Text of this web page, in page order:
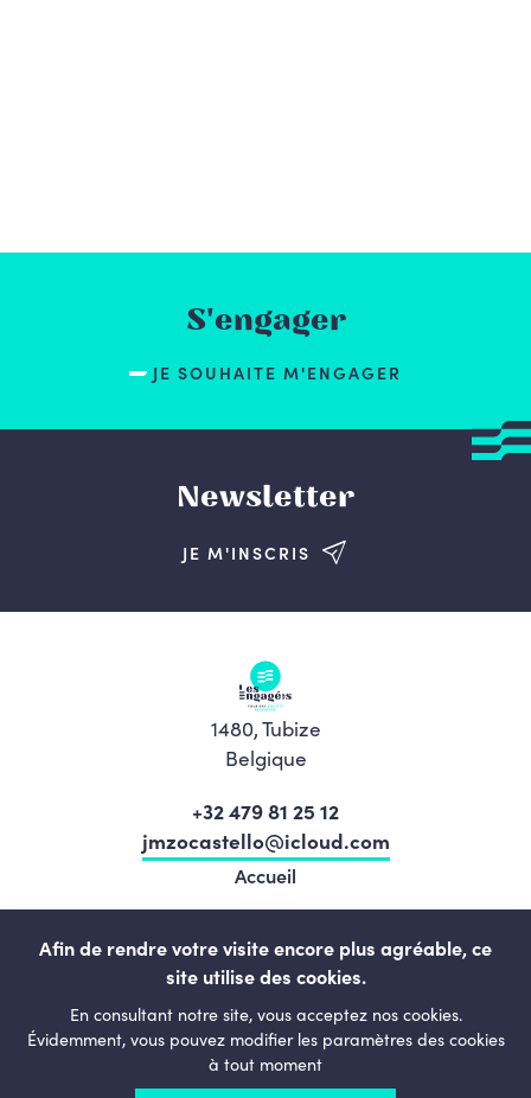
S'engager
JE SOUHAITE M'ENGAGER
Newsletter
JE M'INSCRIS
1480, Tubize
Belgique
+32 479 81 25 12
jmzocastello@icloud.com
Accueil
Nos élu.e.s
Notre équipe
Notre programme
Notre Mouvement
Afin de rendre votre visite encore plus agréable, ce
site utilise des cookies.
En consultant notre site, vous acceptez nos cookies.
Évidemment, vous pouvez modifier les paramètres des cookies
à tout moment